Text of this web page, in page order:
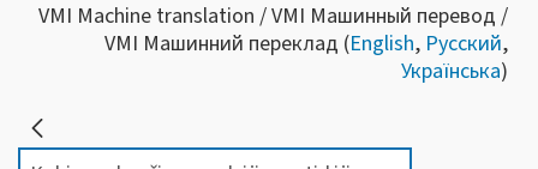
VMI Machine translation / VMI Машинный перевод /
VMI Машинний переклад (English, Русский,
Українська)